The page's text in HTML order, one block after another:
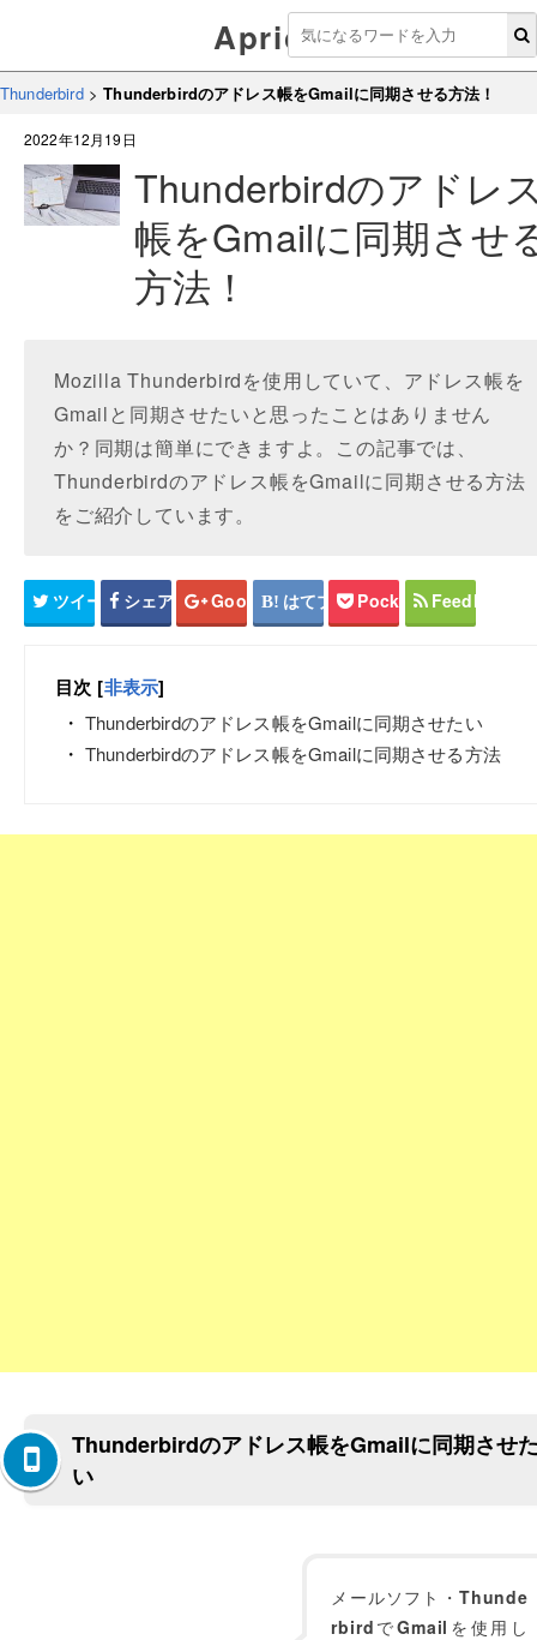
Aprico
Thunderbird>Thunderbirdのアドレス帳をGmailに同期させる方法！
2022年12月19日
Thunderbirdのアドレ
帳をGmailに同期させ
方法！
Mozilla Thunderbirdを使用していて、アドレス帳を
Gmailと同期させたいと思ったことはありません
か？同期は簡単にできますよ。この記事では、
Thunderbirdのアドレス帳をGmailに同期させる方法
をご紹介しています。
ツイート シェア Google+ はてブ Pocket Feedly
目次 [非表示]
Thunderbirdのアドレス帳をGmailに同期させたい
Thunderbirdのアドレス帳をGmailに同期させる方法
Thunderbirdのアドレス帳をGmailに同期させ
い
メールソフト・ Thunde
rbird でGmail を使用し